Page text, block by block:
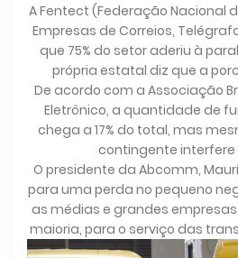
A Fentect (Federação Nacional
Empresas de Correios,
que 75% do setor aderiu à
própria estatal diz que a
De acordo com a Associação
Eletrônico, a quantidade de
chega a 17% do total, mas
contingente interfere
O presidente da Abcomm,
para uma perda no pequeno
as médias e grandes
maioria, para o serviço das